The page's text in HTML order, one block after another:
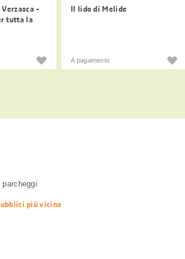
-
tutta la
Il lido di Melide
A pagamento
più vicina